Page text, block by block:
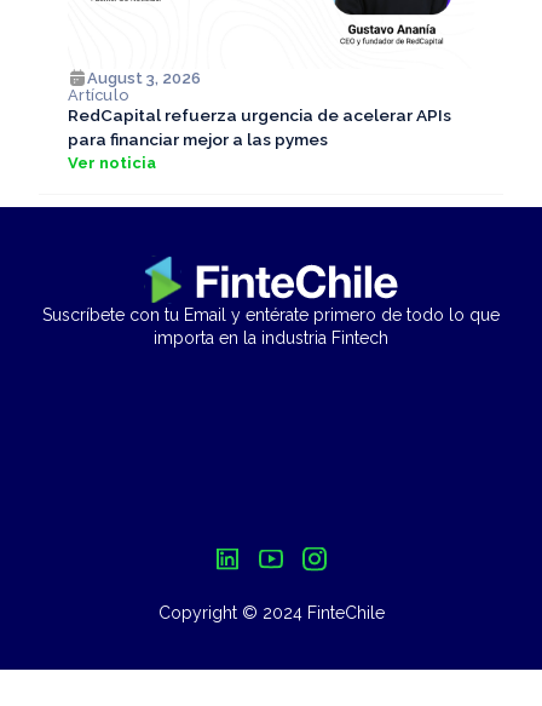
August 3, 2026
Artículo
RedCapital refuerza urgencia de acelerar APIs
para financiar mejor a las pymes
Ver noticia
Suscríbete con tu Email y entérate primero de todo lo que
importa en la industria Fintech
Copyright © 2024 FinteChile